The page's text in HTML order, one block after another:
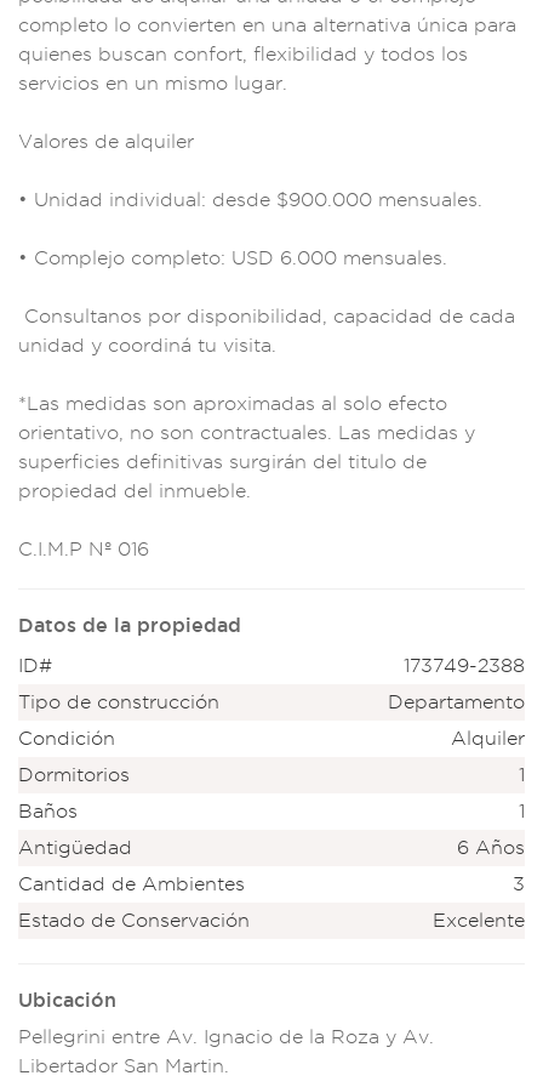
completo lo convierten en una alternativa única para
quienes buscan confort, flexibilidad y todos los
servicios en un mismo lugar.
Valores de alquiler
• Unidad individual: desde $900.000 mensuales.
• Complejo completo: USD 6.000 mensuales.
Consu ltanos por disponibilidad, capacidad de cada
unidad y coordiná tu visita.
*Las medidas son aproximadas al solo efecto
orientativo, no son contractuales. Las medidas y
superficies definitivas surgirán del titul o de
propiedad de l inmueble.
C.I .M.P Nº 016
Datos de la propiedad
ID#
173749-2388
Tipo de construcción
Departamento
Condición
Alquiler
Dormitorios
1
Baños
1
Antigüedad
6 Años
Cantidad de Ambientes
3
Estado de Conservación
Excelente
Ubicación
Pellegrini entre Av. Ignacio de la Roza y Av.
Libertador San Martin.